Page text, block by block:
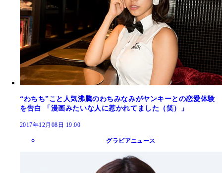
“わちち”こと人気沸騰のわちみなみがヤンキーとの恋愛体験
を告白 「漫画みたいな人に惹かれてました（笑）」
2017年12月08日 19:00
グラビアニュース